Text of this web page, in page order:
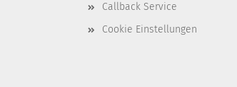
Callback Service
Cookie Einstellungen